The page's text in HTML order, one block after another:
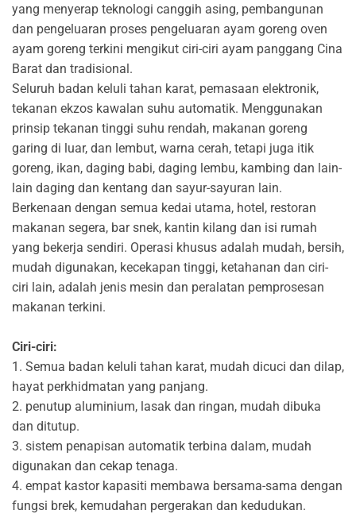
yang menyerap teknologi canggih asing, pembangunan
dan pengeluaran proses pengeluaran ayam goreng oven
ayam goreng terkini mengikut ciri-ciri ayam panggang Cina
Barat dan tradisional.
Seluruh badan keluli tahan karat, pemasaan elektronik,
tekanan ekzos kawalan suhu automatik. Menggunakan
prinsip tekanan tinggi suhu rendah, makanan goreng
garing di luar, dan lembut, warna cerah, tetapi juga itik
goreng, ikan, daging babi, daging lembu, kambing dan lain-
lain daging dan kentang dan sayur-sayuran lain.
Berkenaan dengan semua kedai utama, hotel, restoran
makanan segera, bar snek, kantin kilang dan isi rumah
yang bekerja sendiri. Operasi khusus adalah mudah, bersih,
mudah digunakan, kecekapan tinggi, ketahanan dan ciri-
ciri lain, adalah jenis mesin dan peralatan pemprosesan
makanan terkini.
Ciri-ciri:
1. Semua badan keluli tahan karat, mudah dicuci dan dilap,
hayat perkhidmatan yang panjang.
2. penutup aluminium, lasak dan ringan, mudah dibuka
dan ditutup.
3. sistem penapisan automatik terbina dalam, mudah
digunakan dan cekap tenaga.
4. empat kastor kapasiti membawa bersama-sama dengan
fungsi brek, kemudahan pergerakan dan kedudukan.